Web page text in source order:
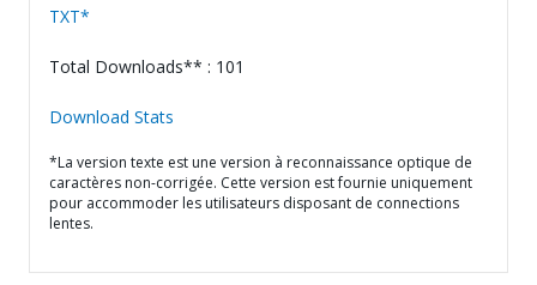
TXT*
Total Downloads** : 101
Download Stats
*La version texte est une version à reconnaissance optique de
caractères non-corrigée. Cette version est fournie uniquement
pour accommoder les utilisateurs disposant de connections
lentes.